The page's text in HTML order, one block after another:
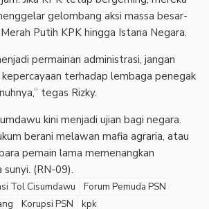
gelombang aksi massa besar-
Putih KPK hingga Istana Negara.
permainan administrasi, jangan
terhadap lembaga penegak
tegas Rizky.
kini menjadi ujian bagi negara.
berani melawan mafia agraria, atau
pemain lama memenangkan
sunyi. (RN-09).
Tol Cisumdawu
Forum Pemuda PSN
Korupsi PSN kpk